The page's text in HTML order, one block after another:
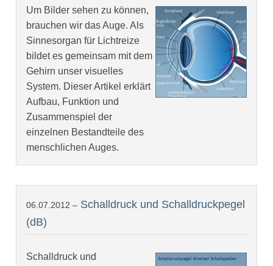
Um Bilder sehen zu können,
brauchen wir das Auge. Als
Sinnesorgan für Lichtreize
bildet es gemeinsam mit dem
Gehirn unser visuelles
System. Dieser Artikel erklärt
Aufbau, Funktion und
Zusammenspiel der
einzelnen Bestandteile des
menschlichen Auges.
06.07.2012 – Schalldruck und Schalldruckpegel
(dB)
Schalldruck und